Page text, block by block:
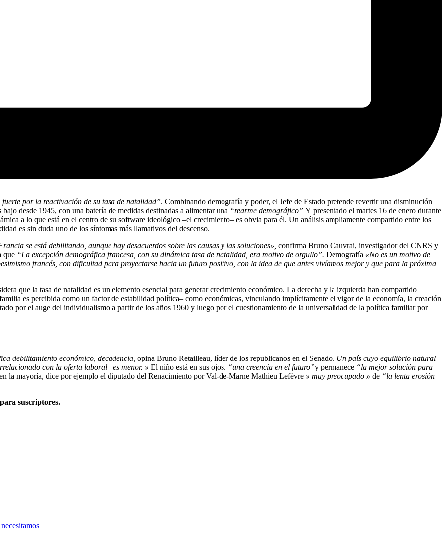
fuerte por la reactivación de su tasa de natalidad”. Combinando demografía y poder, el Jefe de Estado pretende revertir una disminución
desde 1945, con una batería de medidas destinadas a alimentar una “rearme demográfico” Y presentado el martes 16 de enero durante
a lo que está en el centro de su software ideológico –el crecimiento– es obvia para él. Un análisis ampliamente compartido entre los
es sin duda uno de los síntomas más llamativos del descenso.
se está debilitando, aunque hay desacuerdos sobre las causas y las soluciones», confirma Bruno Cauvrai, investigador del CNRS y
que “La excepción demográfica francesa, con su dinámica tasa de natalidad, era motivo de orgullo”. Demografía «No es un motivo de
francés, con dificultad para proyectarse hacia un futuro positivo, con la idea de que antes vivíamos mejor y que para la próxima
que la tasa de natalidad es un elemento esencial para generar crecimiento económico. La derecha y la izquierda han compartido
es percibida como un factor de estabilidad política– como económicas, vinculando implícitamente el vigor de la economía, la creación
por el auge del individualismo a partir de los años 1960 y luego por el cuestionamiento de la universalidad de la política familiar por
debilitamiento económico, decadencia, opina Bruno Retailleau, líder de los republicanos en el Senado. Un país cuyo equilibrio natural
con la oferta laboral– es menor. » El niño está en sus ojos. “una creencia en el futuro”y permanece “la mejor solución para
la mayoría, dice por ejemplo el diputado del Renacimiento por Val-de-Marne Mathieu Lefèvre » muy preocupado » de “la lenta erosión
suscriptores.